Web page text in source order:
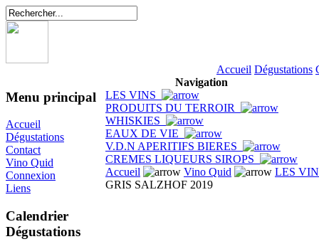
Accueil Dégustations
Menu principal
Accueil
Dégustations
Contact
Vino Quid
Connexion
Liens
Calendrier
Dégustations
Navigation
LES VINS
PRODUITS DU TERROIR
WHISKIES
EAUX DE VIE
V.D.N APERITIFS BIERES
CREMES LIQUEURS SIROPS
Accueil
Vino Quid
LES
GRIS SALZHOF 2019